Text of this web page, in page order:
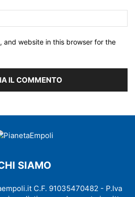
and website in this browser for the
SIAMO
C.F. 91035470482 - P.Iva